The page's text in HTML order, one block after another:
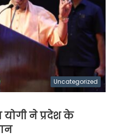
Uncategorized
ने प्रदेश के